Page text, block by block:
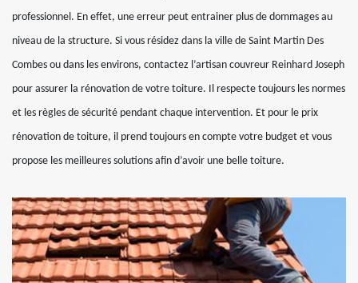
professionnel. En effet, une erreur peut entrainer plus de dommages au
niveau de la structure. Si vous résidez dans la ville de Saint Martin Des
Combes ou dans les environs, contactez l’artisan couvreur Reinhard Joseph
pour assurer la rénovation de votre toiture. Il respecte toujours les normes
et les règles de sécurité pendant chaque intervention. Et pour le prix
rénovation de toiture, il prend toujours en compte votre budget et vous
propose les meilleures solutions afin d’avoir une belle toiture.